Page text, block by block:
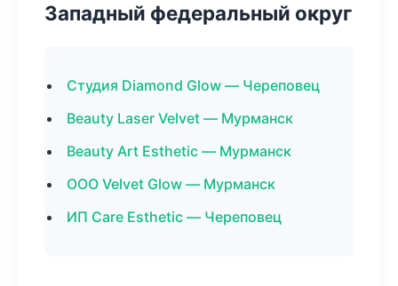
Западный федеральный округ
Студия Diamond Glow — Череповец
Beauty Laser Velvet — Мурманск
Beauty Art Esthetic — Мурманск
ООО Velvet Glow — Мурманск
ИП Care Esthetic — Череповец